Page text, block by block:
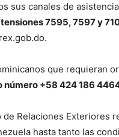
sus canales de
7595, 7597 y
que requieran
número +58 424 186
Relaciones Exteriores
hasta tanto las